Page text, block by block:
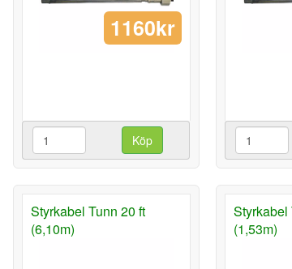
1160kr
Köp
Styrkabel Tunn 20 ft
(6,10m)
Styrkabel
(1,53m)